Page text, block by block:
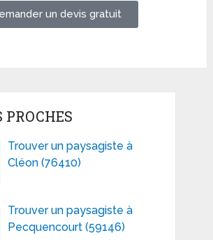
un devis gratuit
PROCHES
Trouver un paysagiste à
Cléon (76410)
Trouver un paysagiste à
Pecquencourt (59146)